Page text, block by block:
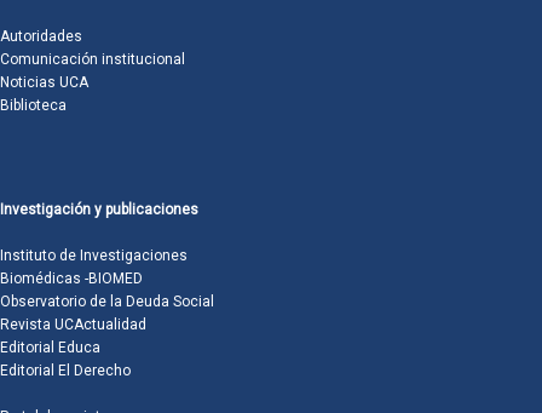
Autoridades
Comunicación institucional
Noticias UCA
Biblioteca
Investigación y publicaciones
Instituto de Investigaciones
Biomédicas -BIOMED
Observatorio de la Deuda Social
Revista UCActualidad
Editorial Educa
Editorial El Derecho